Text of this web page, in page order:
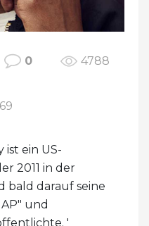
0 4788
ist ein US-
2011 in der
bald darauf seine
und
'